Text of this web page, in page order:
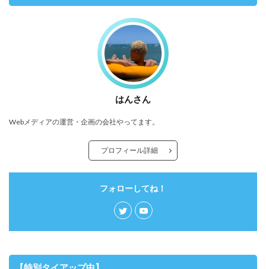
はんさん
Webメディアの運営・企画の会社やってます。
プロフィール詳細
フォローしてね！